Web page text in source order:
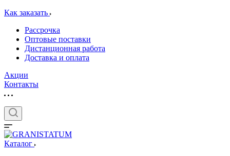
Как заказать
Рассрочка
Оптовые поставки
Дистанционная работа
Доставка и оплата
Акции
Контакты
Каталог